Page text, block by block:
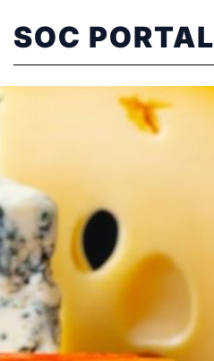
SOC PORTAL